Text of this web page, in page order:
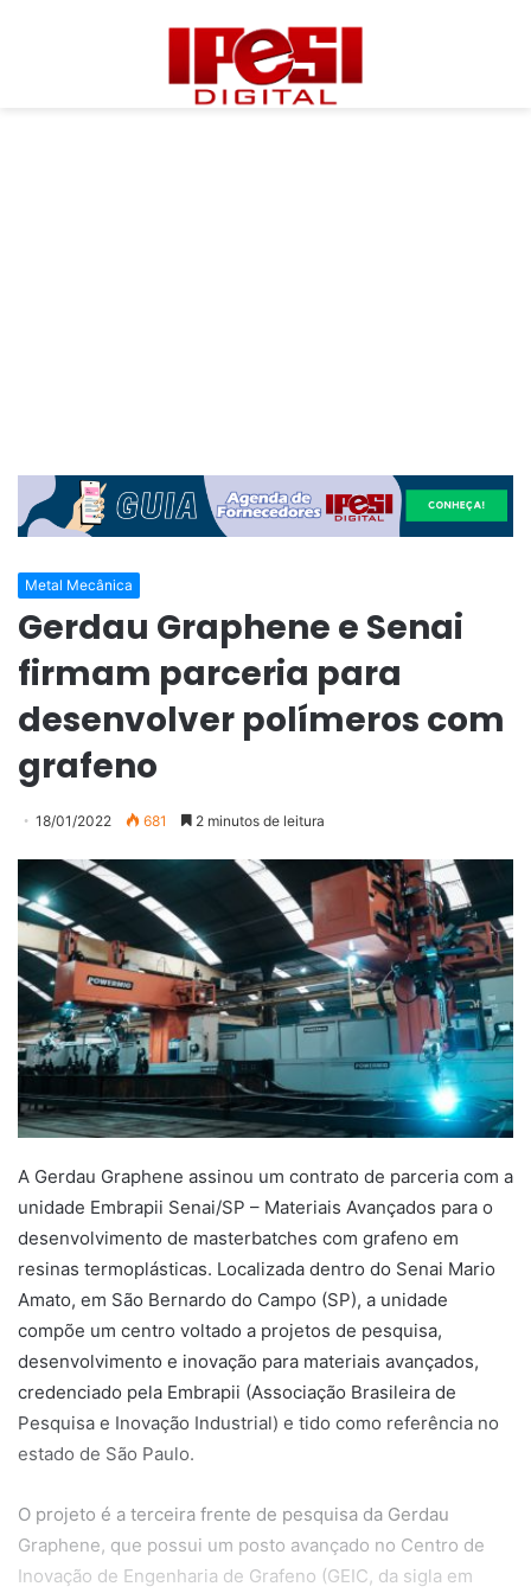
Metal Mecânica
Gerdau Graphene e Senai
firmam parceria para
desenvolver polímeros com
grafeno
18/01/2022 681 2 minutos de leitura
A Gerdau Graphene assinou um contrato de parceria com a
unidade Embrapii Senai/SP – Materiais Avançados para o
desenvolvimento de masterbatches com grafeno em
resinas termoplásticas. Localizada dentro do Senai Mario
Amato, em São Bernardo do Campo (SP), a unidade
compõe um centro voltado a projetos de pesquisa,
desenvolvimento e inovação para materiais avançados,
credenciado pela Embrapii (Associação Brasileira de
Pesquisa e Inovação Industrial) e tido como referência no
estado de São Paulo.
O projeto é a terceira frente de pesquisa da Gerdau
Graphene, que possui um posto avançado no Centro de
Inovação de Engenharia de Grafeno (GEIC, da sigla em